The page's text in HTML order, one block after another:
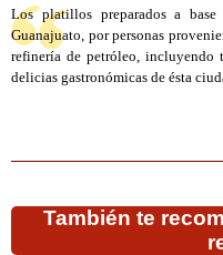
Los platillos preparados a
Guanajuato, por personas
refinería de petróleo, incluyendo
delicias gastronómicas de ésta
También te